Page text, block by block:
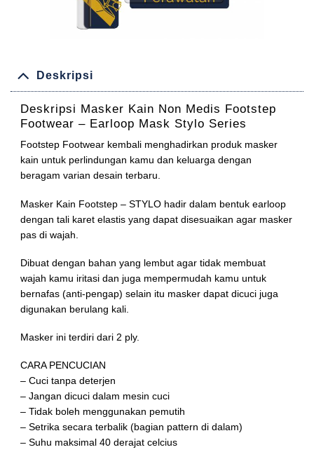
Deskripsi
Deskripsi Masker Kain Non Medis Footstep
Footwear – Earloop Mask Stylo Series
Footstep Footwear kembali menghadirkan produk masker
kain untuk perlindungan kamu dan keluarga dengan
beragam varian desain terbaru.
Masker Kain Footstep – STYLO hadir dalam bentuk earloop
dengan tali karet elastis yang dapat disesuaikan agar masker
pas di wajah.
Dibuat dengan bahan yang lembut agar tidak membuat
wajah kamu iritasi dan juga mempermudah kamu untuk
bernafas (anti-pengap) selain itu masker dapat dicuci juga
digunakan berulang kali.
Masker ini terdiri dari 2 ply.
CARA PENCUCIAN
– Cuci tanpa deterjen
– Jangan dicuci dalam mesin cuci
– Tidak boleh menggunakan pemutih
– Setrika secara terbalik (bagian pattern di dalam)
– Suhu maksimal 40 derajat celcius